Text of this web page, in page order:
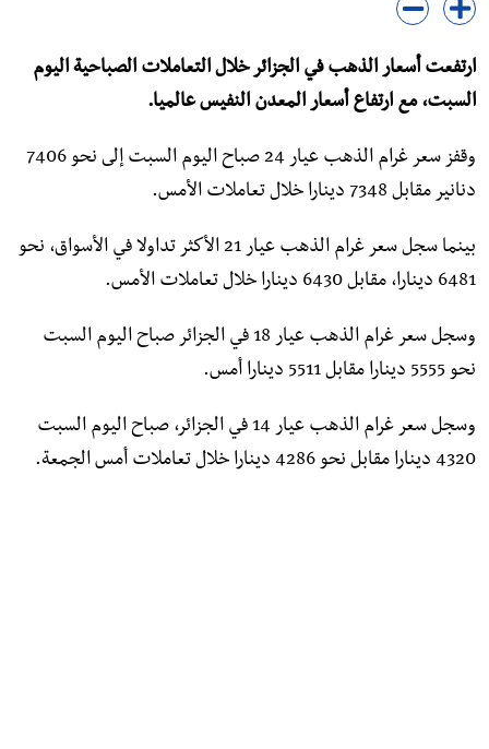
ارتفعت أسعار الذهب في الجزائر خلال التعاملات الصباحية اليوم
السبت، مع ارتفاع أسعار المعدن النفيس عالميا.
وقفز سعر غرام الذهب عيار 24 صباح اليوم السبت إلى نحو 7406
دنانير مقابل 7348 دينارا خلال تعاملات الأمس.
بينما سجل سعر غرام الذهب عيار 21 الأكثر تداولا في الأسواق، نحو
6481 دينارا، مقابل 6430 دينارا خلال تعاملات الأمس.
وسجل سعر غرام الذهب عيار 18 في الجزائر صباح اليوم السبت
نحو 5555 دينارا مقابل 5511 دينارا أمس.
وسجل سعر غرام الذهب عيار 14 في الجزائر، صباح اليوم السبت
4320 دينارا مقابل نحو 4286 دينارا خلال تعاملات أمس الجمعة.